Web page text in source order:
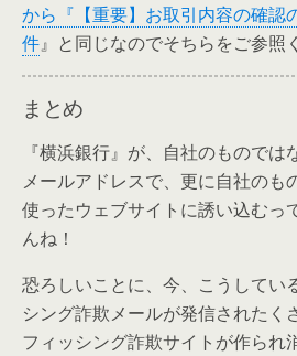
から『【重要】お取引内容の確認
件』と同じなのでそちらをご参照
まとめ
『横浜銀行』が、自社のものでは
メールアドレスで、更に自社のも
使ったウェブサイトに誘い込むっ
んね！
恐ろしいことに、今、こうしてい
シング詐欺メールが発信されたく
フィッシング詐欺サイトが作られ